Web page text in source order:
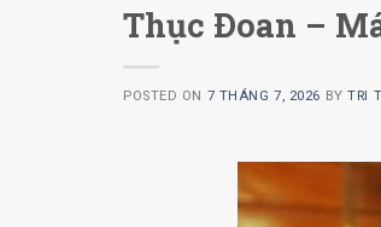
Thục Ðoan –
POSTED ON 7 THÁNG 7, 2026 BYTRI